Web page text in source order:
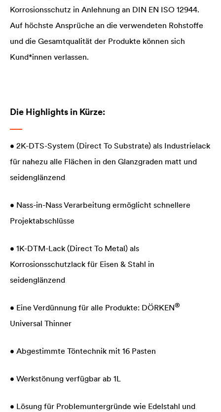
Korrosionsschutz in Anlehnung an DIN EN ISO 12944.
Auf höchste Ansprüche an die verwendeten Rohstoffe
und die Gesamtqualität der Produkte können sich
Kund*innen verlassen.
Die Highlights in Kürze:
• 2K-DTS-System (Direct To Substrate) als Industrielack
für nahezu alle Flächen in den Glanzgraden matt und
seidenglänzend
• Nass-in-Nass Verarbeitung ermöglicht schnellere
Projektabschlüsse
• 1K-DTM-Lack (Direct To Metal) als
Korrosionsschutzlack für Eisen & Stahl in
seidenglänzend
• Eine Verdünnung für alle Produkte: DÖRKEN®
Universal Thinner
• Abgestimmte Töntechnik mit 16 Pasten
• Werkstönung verfügbar ab 1L
• Lösung für Problemuntergründe wie Edelstahl und